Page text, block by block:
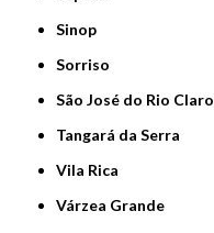
Sinop
Sorriso
São José do Rio Claro
Tangará da Serra
Vila Rica
Várzea Grande